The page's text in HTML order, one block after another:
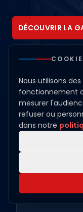
DÉCOUVRIR LA
01/ 03
Découvrir
16 points
Nous utilisons
fonctionnement
mesurer
refuser ou
dans notre